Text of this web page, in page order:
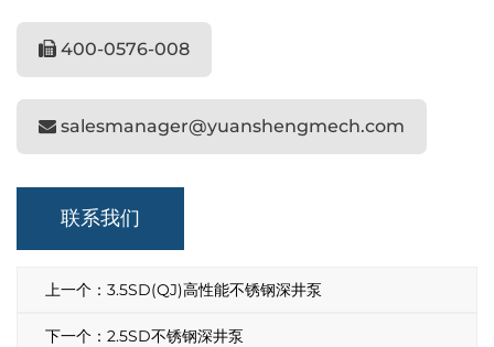
400-0576-008
salesmanager@yuanshengmech.com
联系我们
上一个：3.5SD(QJ)高性能不锈钢深井泵
下一个：2.5SD不锈钢深井泵